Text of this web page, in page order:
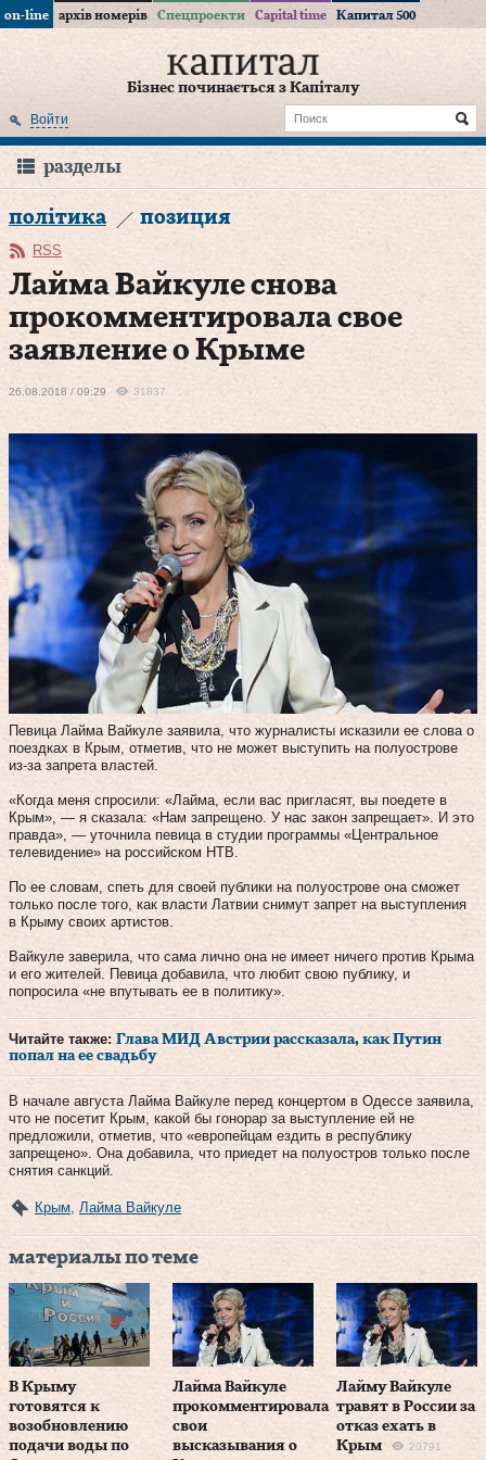
on-line архів номерів Спецпроекти Capital time Капитал 500
Бізнес починається з Капіталу
Войти
разделы
політика позиция
RSS
Лайма Вайкуле снова
прокомментировала свое
заявление о Крыме
26.08.2018 / 09:29 31837
Певица Лайма Вайкуле заявила, что журналисты исказили ее слова о
поездках в Крым, отметив, что не может выступить на полуострове
из-за запрета властей.
«Когда меня спросили: «Лайма, если вас пригласят, вы поедете в
Крым», — я сказала: «Нам запрещено. У нас закон запрещает». И это
правда», — уточнила певица в студии программы «Центральное
телевидение» на российском НТВ.
По ее словам, спеть для своей публики на полуострове она сможет
только после того, как власти Латвии снимут запрет на выступления
в Крыму своих артистов.
Вайкуле заверила, что сама лично она не имеет ничего против Крыма
и его жителей. Певица добавила, что любит свою публику, и
попросила «не впутывать ее в политику».
Читайте также: Глава МИД Австрии рассказала, как Путин
попал на ее свадьбу
В начале августа Лайма Вайкуле перед концертом в Одессе заявила,
что не посетит Крым, какой бы гонорар за выступление ей не
предложили, отметив, что «европейцам ездить в республику
запрещено». Она добавила, что приедет на полуостров только после
снятия санкций.
Крым Лайма Вайкуле
материалы по теме
В Крыму
готовятся к
возобновлению
подачи воды по
Лайма Вайкуле
прокомментировала
свои
высказывания о
Лайму Вайкуле
травят в России за
отказ ехать в
Крым
20791